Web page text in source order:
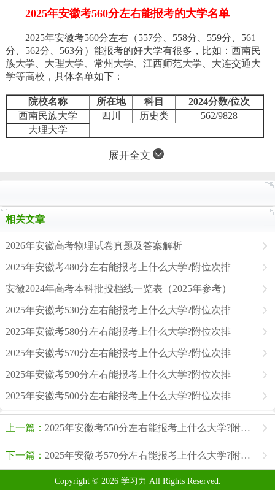
2025年安徽考560分左右能报考的大学名单
2025年安徽考560分左右（557分、558分、559分、561
分、562分、563分）能报考的好大学有很多，比如：西南民
族大学、大理大学、常州大学、江西师范大学、大连交通大
学等高校，具体名单如下：
院校名称 所在地 科目
2024分数/位次
西南民族大学
四川 历史类
562/9828
大理大学
展开全文
相关文章
2026年安徽高考物理试卷真题及答案解析
2025年安徽考480分左右能报考上什么大学?附位次排
安徽2024年高考本科批投档线一览表（2025年参考）
2025年安徽考530分左右能报考上什么大学?附位次排
2025年安徽考580分左右能报考上什么大学?附位次排
2025年安徽考570分左右能报考上什么大学?附位次排
2025年安徽考590分左右能报考上什么大学?附位次排
2025年安徽考500分左右能报考上什么大学?附位次排
上一篇： 2025年安徽考550分左右能报考上什么大学?附位次排名对照表
下一篇： 2025年安徽考570分左右能报考上什么大学?附位次排名对照表
Copyright © 2026 学习力 All Rights Reserved.